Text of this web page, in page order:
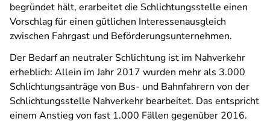
begründet hält, erarbeitet die Schlichtungsstelle einen
Vorschlag für einen gütlichen Interessenausgleich
zwischen Fahrgast und Beförderungsunternehmen.
Der Bedarf an neutraler Schlichtung ist im Nahverkehr
erheblich: Allein im Jahr 2017 wurden mehr als 3.000
Schlichtungsanträge von Bus- und Bahnfahrern von der
Schlichtungsstelle Nahverkehr bearbeitet. Das entspricht
einem Anstieg von fast 1.000 Fällen gegenüber 2016.